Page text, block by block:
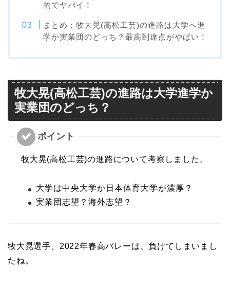
的でヤバイ！
まとめ：牧大晃(高松工芸)の進路は大学へ進
学か実業団のどっち？最高到達点がやばい！
牧大晃(高松工芸)の進路は大学進学か
実業団のどっち？
牧大晃(高松工芸)の進路について考察しました。
大学は中央大学か日本体育大学が濃厚？
実業団志望？海外志望？
牧大晃選手、2022年春高バレーは、負けてしまいまし
たね。